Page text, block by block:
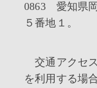
0863 愛知県
５番地１。
交通アクセ
を利用する場